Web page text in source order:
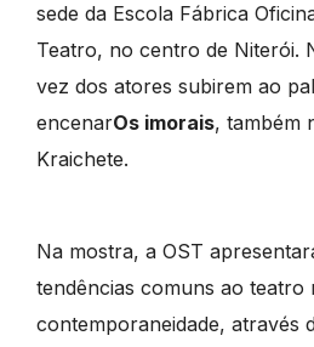
sede da Escola Fábrica
Teatro, no centro de Niterói.
vez dos atores subirem ao
encenarOs imorais, também
Kraichete.
Na mostra, a OST
tendências comuns ao teatro
contemporaneidade, através